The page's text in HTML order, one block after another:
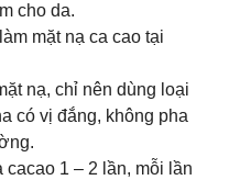
cho da.
mặt nạ ca cao tại
nạ, chỉ nên dùng loại
có vị đắng, không pha
cacao 1 – 2 lần, mỗi lần